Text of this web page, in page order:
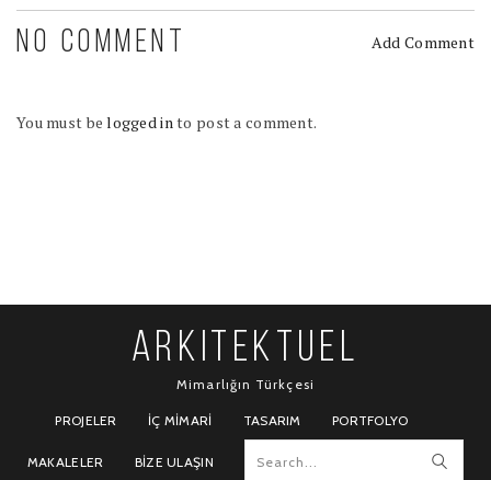
NO COMMENT Add Comment
You must belogged in to post a comment.
ARKITEKTUEL
Mimarlığın Türkçesi
PROJELER İÇ MIMARI TASARIM PORTFOLYO
MAKALELER BIZE ULAŞIN